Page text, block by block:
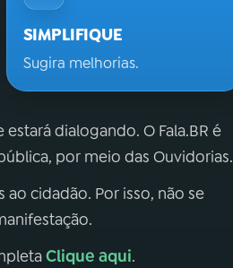
SIMPLIFIQUE
Sugira melhorias.
dialogando. O Fala.BR é
por meio das Ouvidorias.
cidadão. Por isso, não se
Clique aqui.